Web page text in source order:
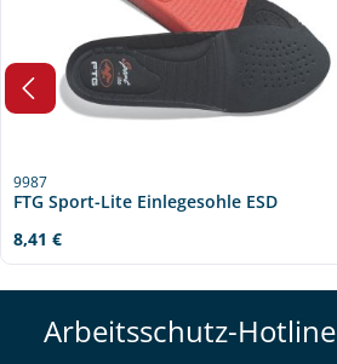
9987
FTG Sport-Lite Einlegesohle ESD
Regulärer Preis:
8,41 €
Arbeitsschutz-Hotline